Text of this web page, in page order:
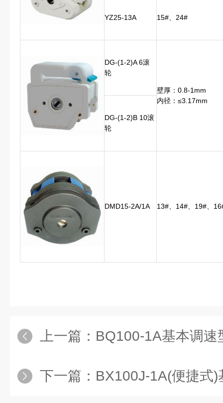
YZ25-13A 15#、24#
DG-(1-2)A 6滚
轮
壁厚：0.8-1mm
内径：≤3.17mm
DG-(1-2)B 10滚
轮
DMD15-2A/1A 13#、14#、19#、
上一篇： BQ100-1A基本调速
下一篇： BX100J-1A(便捷式